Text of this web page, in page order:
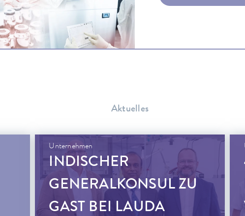
Aktuelles
Unternehmen
INDISCHER
GENERALKONSUL ZU
GAST BEI LAUDA